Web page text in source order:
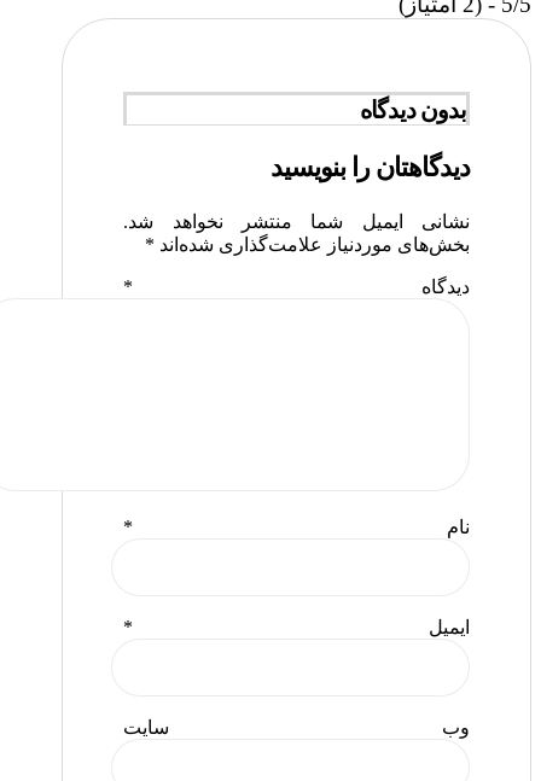
بدون دیدگاه
دیدگاهتان را بنویسید
نشانی ایمیل شما منتشر نخواهد شد.
بخش‌های موردنیاز علامت‌گذاری شده‌اند *
دیدگاه *
نام *
ایمیل *
وب‌ سایت